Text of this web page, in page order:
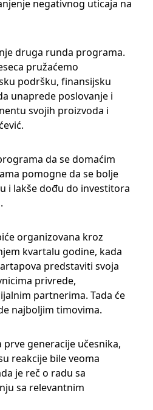
negativnog uticaja na
druga runda programa.
pružaćemo
podršku, finansijsku
unaprede poslovanje i
svojih proizvoda i
da se domaćim
pomogne da se bolje
i lakše dođu do investitora
organizovana kroz
kvartalu godine, kada
predstaviti svoja
privrede,
partnerima. Tada će
najboljim timovima.
generacije učesnika,
reakcije bile veoma
je reč o radu sa
sa relevantnim